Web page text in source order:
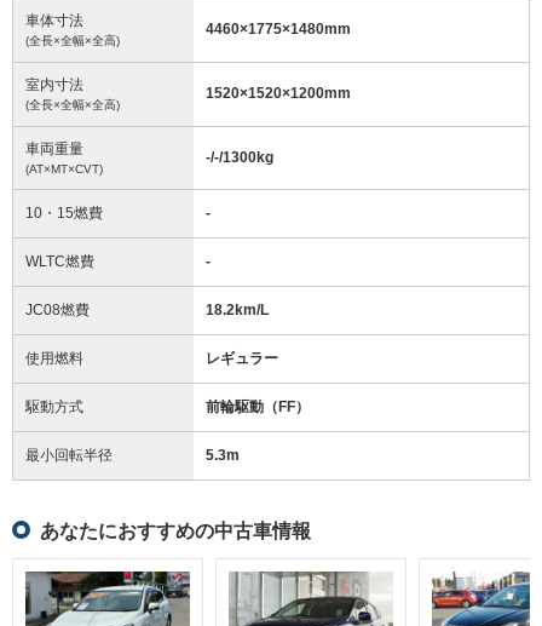
車体寸法
(全長×全幅×全高)
4460×1775×1480mm
室内寸法
(全長×全幅×全高)
1520×1520×1200mm
車両重量
(AT×MT×CVT)
-/-/1300kg
10・15燃費 -
WLTC燃費 -
JC08燃費 18.2km/L
使用燃料 レギュラー
駆動方式 前輪駆動（FF）
最小回転半径 5.3m
あなたにおすすめの中古車情報